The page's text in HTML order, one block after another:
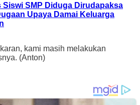
Siswi SMP Diduga Dirudapaksa
Upaya Damai Keluarga
kami masih melakukan
(Anton)